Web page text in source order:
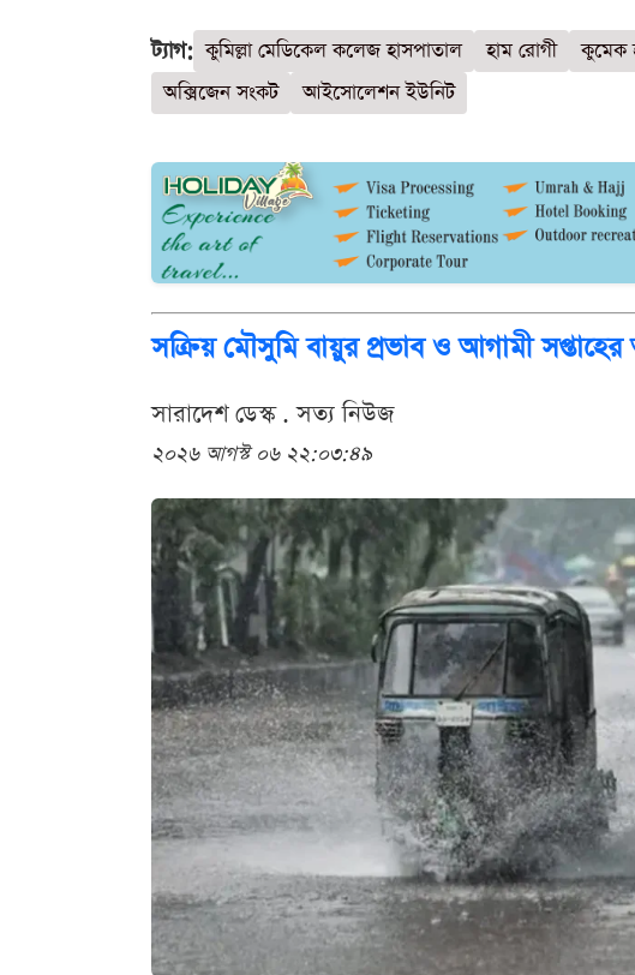
ট্যাগ: কুমিল্লা মেডিকেল কলেজ হাসপাতাল হাম রোগী কুমেক
অক্সিজেন সংকট
আইসোলেশন ইউনিট
সক্রিয় মৌসুমি বায়ুর প্রভাব ও আগামী
সারাদেশ ডেস্ক . সত্য নিউজ
২০২৬ আগস্ট ০৬ ২২:০৩:৪৯